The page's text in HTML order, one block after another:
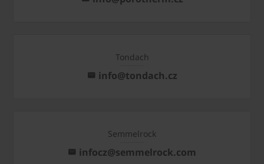
Tondach
info@tondach.cz
Semmelrock
infocz@semmelrock.com